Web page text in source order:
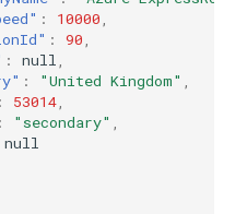
: 10000
: 90
: null
: "United Kingdom"
: 53014
: "secondary"
null